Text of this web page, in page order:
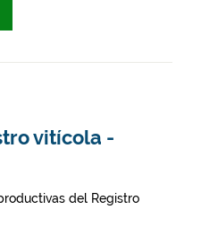
vitícola -
del Registro